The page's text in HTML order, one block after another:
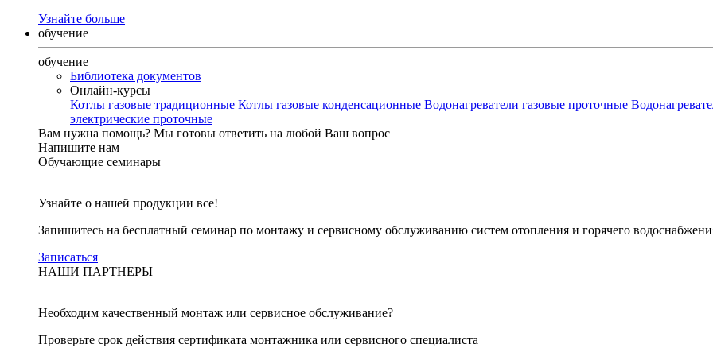
Узнайте больше
обучение
обучение
Библиотека документов
Онлайн-курсы
Котлы газовые традиционные Котлы газовые конденсационные Водонагреватели газовые проточные
электрические проточные
Вам нужна помощь? Мы готовы ответить на любой Ваш вопрос
Напишите нам
Обучающие семинары
Узнайте о нашей продукции все!
Запишитесь на бесплатный семинар по монтажу и сервисному обслуживанию систем отопления и горячего
Записаться
НАШИ ПАРТНЕРЫ
Необходим качественный монтаж или сервисное обслуживание?
Проверьте срок действия сертификата монтажника или сервисного специалиста